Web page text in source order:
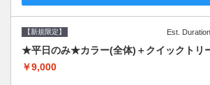
【新規限定】 Est.
★平日のみ★カラー(全体)＋クイックトリ
￥9,000